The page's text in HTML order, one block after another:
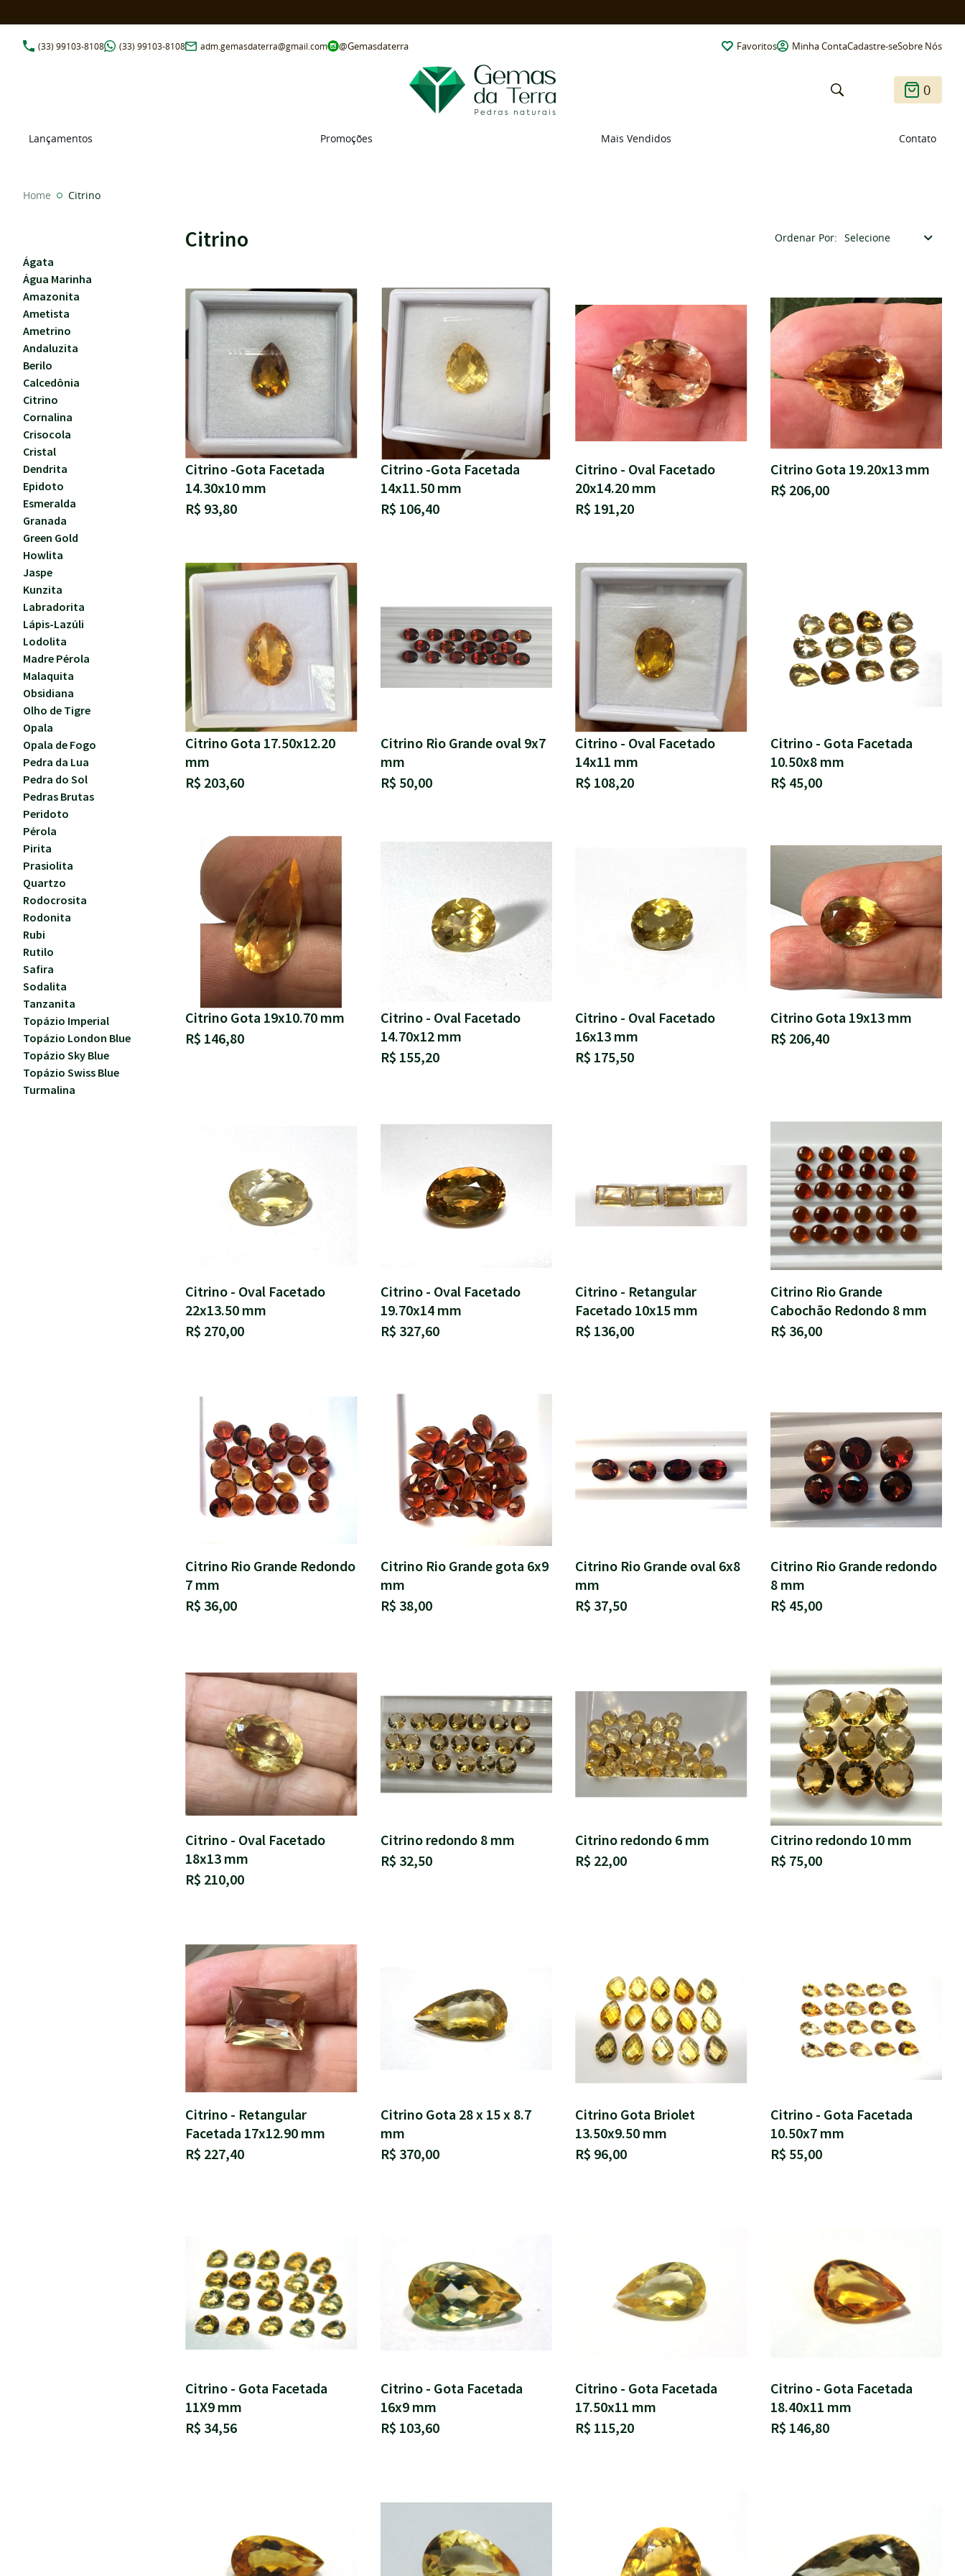
(33) 99103-8108 (33) 99103-8108 adm.gemasdaterra@gmail.com @Gemasdaterra Favoritos Minha ContaCadastre-seSobre Nós
0
Lançamentos Promoções Mais Vendidos Contato
Home Citrino
Ágata
Água Marinha
Amazonita
Ametista
Ametrino
Andaluzita
Berilo
Calcedônia
Citrino
Cornalina
Crisocola
Cristal
Dendrita
Epidoto
Esmeralda
Granada
Green Gold
Howlita
Jaspe
Kunzita
Labradorita
Lápis-Lazúli
Lodolita
Madre Pérola
Malaquita
Obsidiana
Olho de Tigre
Opala
Opala de Fogo
Pedra da Lua
Pedra do Sol
Pedras Brutas
Peridoto
Pérola
Pirita
Prasiolita
Quartzo
Rodocrosita
Rodonita
Rubi
Rutilo
Safira
Sodalita
Tanzanita
Topázio Imperial
Topázio London Blue
Topázio Sky Blue
Topázio Swiss Blue
Turmalina
Citrino Ordenar Por Selecione
Citrino -Gota Facetada
14.30x10 mm
R$ 93,80
Citrino -Gota Facetada
14x11.50 mm
R$ 106,40
Citrino - Oval Facetado
20x14.20 mm
R$ 191,20
Citrino Gota 19.20x13 mm
R$ 206,00
Citrino Gota 17.50x12.20
mm
R$ 203,60
Citrino Rio Grande oval 9x7
mm
R$ 50,00
Citrino - Oval Facetado
14x11 mm
R$ 108,20
Citrino - Gota Facetada
10.50x8 mm
R$ 45,00
Citrino Gota 19x10.70 mm
R$ 146,80
Citrino - Oval Facetado
14.70x12 mm
R$ 155,20
Citrino - Oval Facetado
16x13 mm
R$ 175,50
Citrino Gota 19x13 mm
R$ 206,40
Citrino - Oval Facetado
22x13.50 mm
R$ 270,00
Citrino - Oval Facetado
19.70x14 mm
R$ 327,60
Citrino - Retangular
Facetado 10x15 mm
R$ 136,00
Citrino Rio Grande
Cabochão Redondo 8 mm
R$ 36,00
Citrino Rio Grande Redondo
7 mm
R$ 36,00
Citrino Rio Grande gota 6x9
mm
R$ 38,00
Citrino Rio Grande oval 6x8
mm
R$ 37,50
Citrino Rio Grande redondo
8 mm
R$ 45,00
Citrino - Oval Facetado
18x13 mm
R$ 210,00
Citrino redondo 8 mm
R$ 32,50
Citrino redondo 6 mm
R$ 22,00
Citrino redondo 10 mm
R$ 75,00
Citrino - Retangular
Facetada 17x12.90 mm
R$ 227,40
Citrino Gota 28 x 15 x 8.7
mm
R$ 370,00
Citrino Gota Briolet
13.50x9.50 mm
R$ 96,00
Citrino - Gota Facetada
10.50x7 mm
R$ 55,00
Citrino - Gota Facetada
11X9 mm
R$ 34,56
Citrino - Gota Facetada
16x9 mm
R$ 103,60
Citrino - Gota Facetada
17.50x11 mm
R$ 115,20
Citrino - Gota Facetada
18.40x11 mm
R$ 146,80